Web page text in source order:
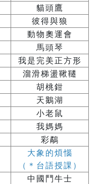
貓頭鷹
彼得與狼
動物奧運會
馬頭琴
我是完美正方形
溜滑梯盪鞦韆
胡桃鉗
天鵝湖
小老鼠
我媽媽
彩鷸
大象的煩惱
（＊台語授課）
中國鬥牛士